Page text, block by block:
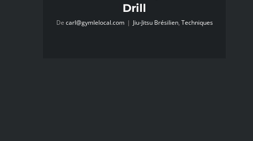
Drill
De carl@gymlelocal.com | Jiu-Jitsu Brésilien, Techniques